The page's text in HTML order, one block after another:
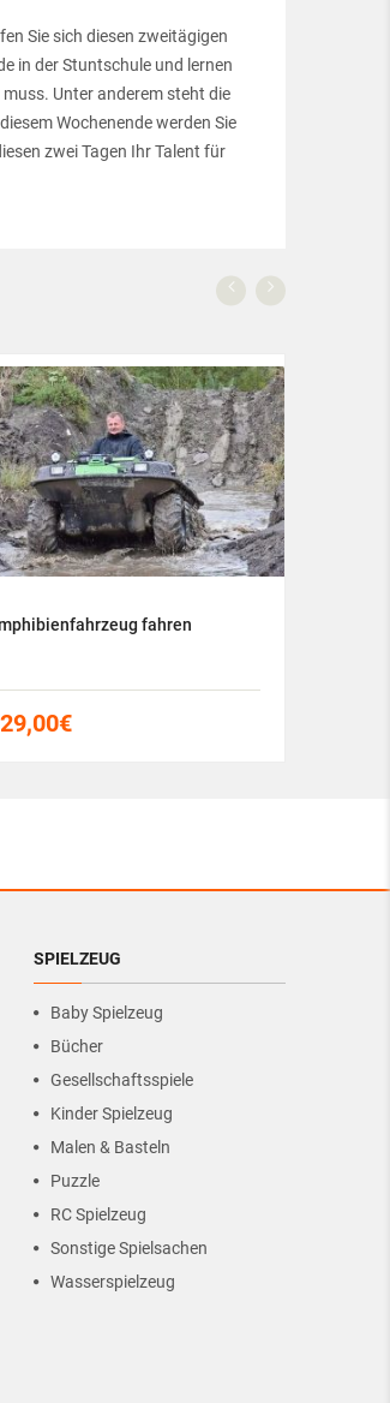
Sie sich diesen zweitägigen
in der Stuntschule und lernen
Unter anderem steht die
Wochenende werden Sie
zwei Tagen Ihr Talent für
fahren
€
SPIELZEUG
Baby Spielzeug
Bücher
Gesellschaftsspiele
Kinder Spielzeug
Malen & Basteln
Puzzle
RC Spielzeug
Sonstige Spielsachen
Wasserspielzeug